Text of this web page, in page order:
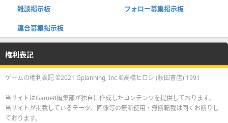
雑談掲示板 フォロー募集掲示板
連合募集掲示板
権利表記
ゲームの権利表記 ©2021 Gplanning, Inc ©高橋ヒロシ (秋田書店) 1991
当サイトはGame8編集部が独自に作成したコンテンツを提供しております。
当サイトが掲載しているデータ、画像等の無断使用・無断転載は固くお断りし
ております。